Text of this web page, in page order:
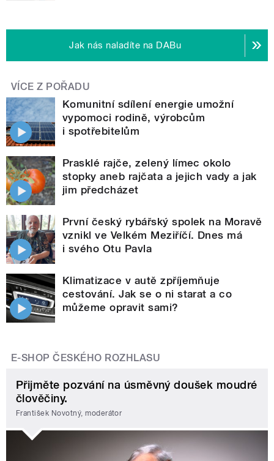
Jak nás naladíte na DABu
VÍCE Z POŘADU
Komunitní sdílení energie umožní
vypomoci rodině, výrobcům
i spotřebitelům
Prasklé rajče, zelený límec okolo
stopky aneb rajčata a jejich vady a jak
jim předcházet
První český rybářský spolek na Moravě
vznikl ve Velkém Meziříčí. Dnes má
i svého Otu Pavla
Klimatizace v autě zpříjemňuje
cestování. Jak se o ni starat a co
můžeme opravit sami?
E-SHOP ČESKÉHO ROZHLASU
Přijměte pozvání na úsměvný doušek moudré
člověčiny.
František Novotný, moderátor